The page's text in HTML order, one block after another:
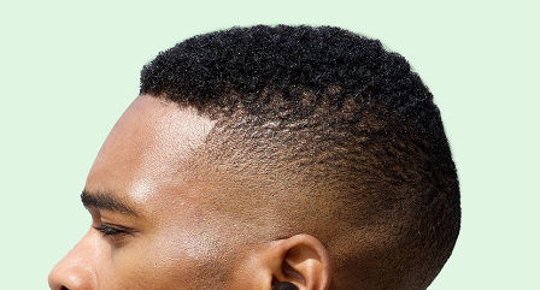
觸摸並按住約 2 秒：開機
注意：只有在耳機關閉且未放在充電倉中時，才能執行此操作。耳機在處於非活動狀態約 5
分鐘後或未連接至任何裝置時將自動關閉。
通話模式